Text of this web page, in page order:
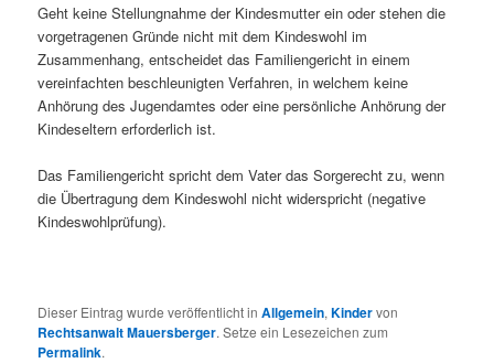
Geht keine Stellungnahme der Kindesmutter ein oder stehen die
vorgetragenen Gründe nicht mit dem Kindeswohl im
Zusammenhang, entscheidet das Familiengericht in einem
vereinfachten beschleunigten Verfahren, in welchem keine
Anhörung des Jugendamtes oder eine persönliche Anhörung der
Kindeseltern erforderlich ist.
Das Familiengericht spricht dem Vater das Sorgerecht zu, wenn
die Übertragung dem Kindeswohl nicht widerspricht (negative
Kindeswohlprüfung).
Dieser Eintrag wurde veröffentlicht inAllgemein,Kindervon
Rechtsanwalt Mauersberger. Setze ein Lesezeichen zum
Permalink.